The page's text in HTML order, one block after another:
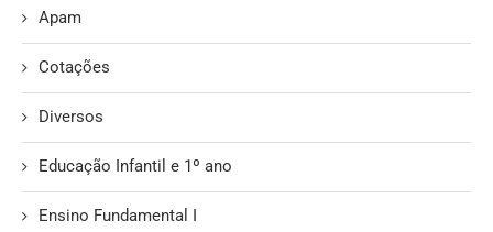
Apam
Cotações
Diversos
Educação Infantil e 1º ano
Ensino Fundamental I